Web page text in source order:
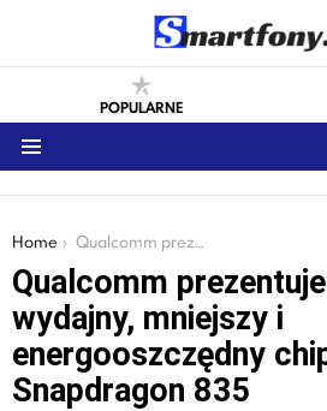
POPULARNE
You are here:
Home Qualcomm prezentuje bardziej wydajny, mniejszy i energooszczędny chipset Snapdragon 835
Qualcomm
wydajny, mniejszy i
energooszczędny
Snapdragon 835